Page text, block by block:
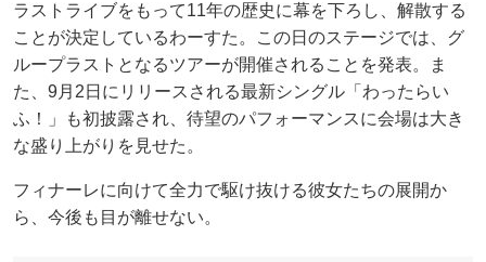
ラストライブをもって11年の歴史に幕を下ろし、解散する
ことが決定しているわーすた。この日のステージでは、グ
ループラストとなるツアーが開催されることを発表。ま
た、9月2日にリリースされる最新シングル「わったらい
ふ！」も初披露され、待望のパフォーマンスに会場は大き
な盛り上がりを見せた。
フィナーレに向けて全力で駆け抜ける彼女たちの展開か
ら、今後も目が離せない。